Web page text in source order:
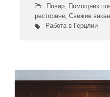
Повар, Помощник
ресторане, Свежие
Работа в Герцлии